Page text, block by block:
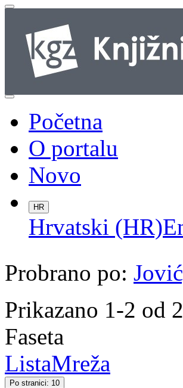
Početna
O portalu
Novo
HR
Hrvatski (HR)
Probrano po:
Prikazano 1-2 od
Faseta
ListaMreža
Po stranici: 10